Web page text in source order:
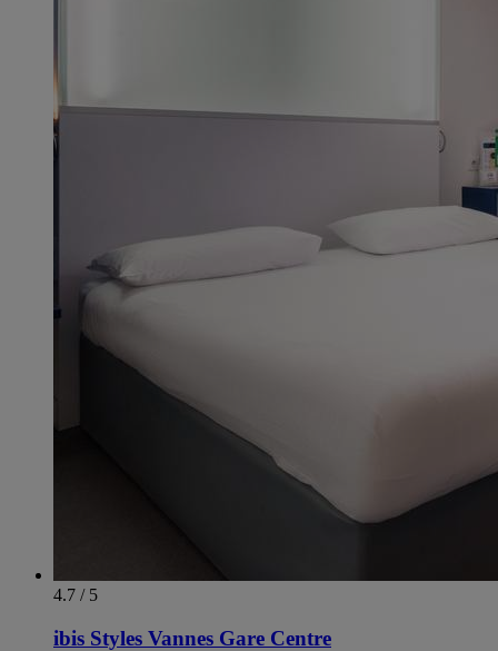
4.7 / 5
ibis Styles Vannes Gare Centre